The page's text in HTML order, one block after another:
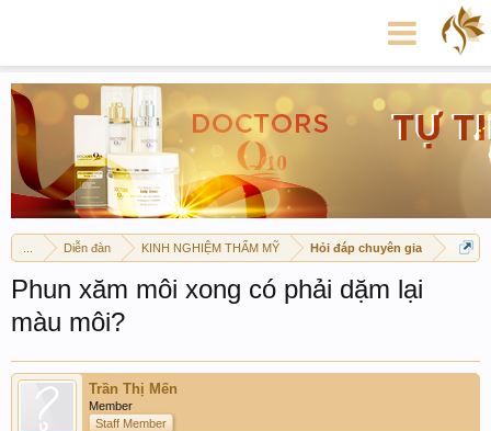
Diễn đàn KINH NGHIỆM THẨM MỸ Hỏi đáp chuyên gia
Phun xăm môi xong có phải dặm lại
màu môi?
Trần Thị Mến
Member
Staff Member